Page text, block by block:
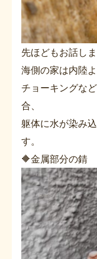
先ほどもお話しま
海側の家は内陸
チョーキングな
合、
躯体に水が染み
す。
🔶金属部分の錆